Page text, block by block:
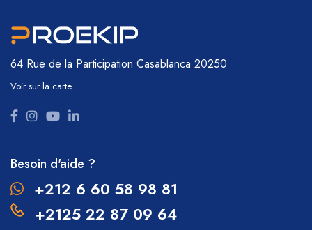
64 Rue de la Participation Casablanca 20250
Voir sur la carte
Besoin d'aide ?
+212 6 60 58 98 81
+2125 22 87 09 64